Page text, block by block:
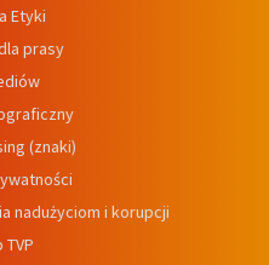
Etyki
prasy
(znaki)
nadużyciom i korupcji